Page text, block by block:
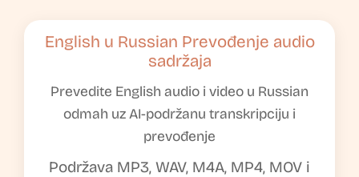
English u Russian Prevođenje audio
sadržaja
Prevedite English audio i video u Russian
odmah uz AI-podržanu transkripciju i
prevođenje
Podržava MP3, WAV, M4A, MP4, MOV i